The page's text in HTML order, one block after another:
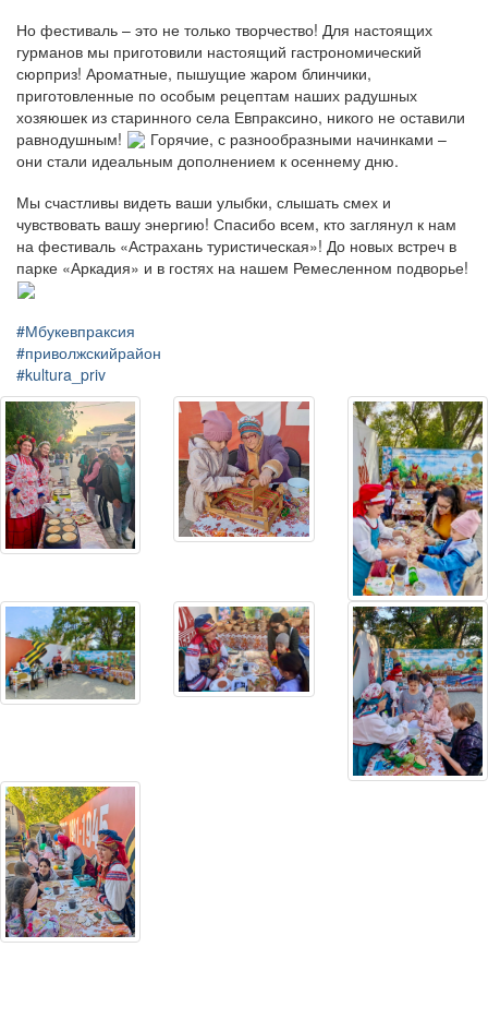
Но фестиваль – это не только творчество! Для настоящих
гурманов мы приготовили настоящий гастрономический
сюрприз! Ароматные, пышущие жаром блинчики,
приготовленные по особым рецептам наших радушных
хозяюшек из старинного села Евпраксино, никого не оставили
равнодушным!
Горячие, с разнообразными начинками –
они стали идеальным дополнением к осеннему дню.
Мы счастливы видеть ваши улыбки, слышать смех и
чувствовать вашу энергию! Спасибо всем, кто заглянул к нам
на фестиваль «Астрахань туристическая»! До новых встреч в
парке «Аркадия» и в гостях на нашем Ремесленном подворье!
#Мбукевпраксия
#приволжскийрайон
#kultura_priv